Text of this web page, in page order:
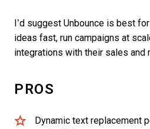
I’d suggest Unbounce is best
ideas fast, run campaigns at
integrations with their sales and
PROS
Dynamic text replacement